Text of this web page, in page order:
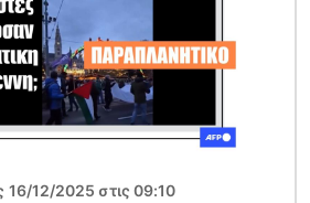
16/12/2025 στις 09:10